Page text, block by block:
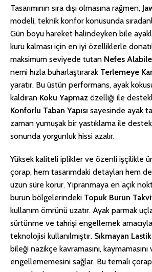
Tasarımının sıra dışı olmasına rağmen,
modeli, teknik konfor konusunda
Gün boyu hareket halindeyken bile
kuru kalması için en iyi özelliklerle
maksimum seviyede tutan Nefes
nemi hızla buharlaştırarak Terlemeye
yaratır. Bu üstün performans, ayak
kaldıran Koku Yapmaz özelliği ile
Konforlu Taban Yapısı sayesinde ayak
zaman yumuşak bir yastıklama ile
sonunda yorgunluk hissi azalır.
Yüksek kaliteli iplikler ve özenli işçilikle
çorap, hem tasarımdaki detayları hem
uzun süre korur. Yıpranmaya en açık
burun bölgelerindeki Topuk Burun
kullanım ömrünü uzatır. Ayak parmak
sürtünme ve tahrişi engellemek amacıyla
teknolojisi kullanılmıştır. Sıkmayan Lastik
bileği nazikçe kavramasını, kaymamasını
engellememesini sağlar. Bu temalı